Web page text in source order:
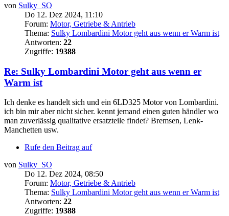
von Sulky_SO
Do 12. Dez 2024, 11:10
Forum: Motor, Getriebe & Antrieb
Thema: Sulky Lombardini Motor geht aus wenn er Warm ist
Antworten: 22
Zugriffe: 19388
Re: Sulky Lombardini Motor geht aus wenn er
Warm ist
Ich denke es handelt sich und ein 6LD325 Motor von Lombardini.
ich bin mir aber nicht sicher. kennt jemand einen guten händler wo
man zuverlässig qualitative ersatzteile findet? Bremsen, Lenk-
Manchetten usw.
Rufe den Beitrag auf
von Sulky_SO
Do 12. Dez 2024, 08:50
Forum: Motor, Getriebe & Antrieb
Thema: Sulky Lombardini Motor geht aus wenn er Warm ist
Antworten: 22
Zugriffe: 19388